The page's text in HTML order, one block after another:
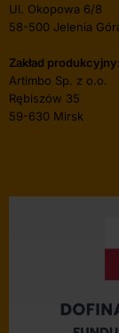
Ul. Okopowa 6/8
58-500 Jelenia
Zakład produkcyjny:
Artimbo Sp. z o.o.
Rębiszów 35
59-630 Mirsk